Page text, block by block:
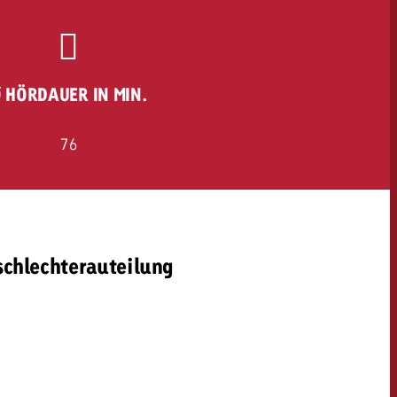
IN MIN.
76